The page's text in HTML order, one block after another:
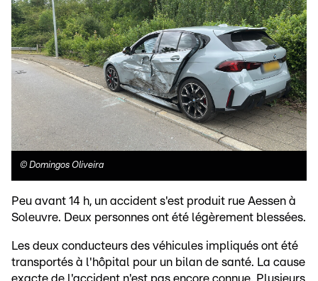
© Domingos Oliveira
Peu avant 14 h, un accident s'est produit rue Aessen à
Soleuvre. Deux personnes ont été légèrement blessées.
Les deux conducteurs des véhicules impliqués ont été
transportés à l'hôpital pour un bilan de santé. La cause